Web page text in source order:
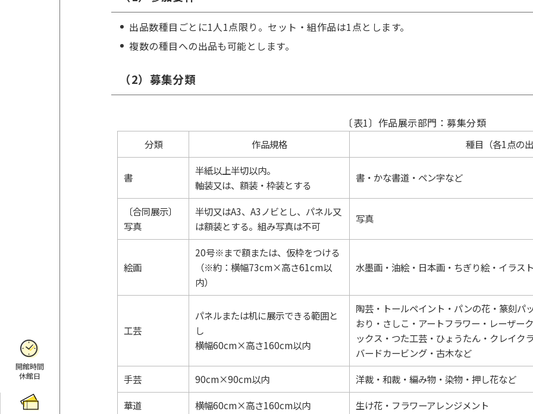
開館時間
休館日
出品数種目ごとに1人1点限り。セット・組作品は1点とします。
複数の種目への出品も可能とします。
（2）募集分類
〔表1〕作品展示部門：募集分類
分類 作品規格 種目（各1点の
書
半紙以上半切以内。
軸装又は、額装・枠装とする
書・かな書道・ペン字など
〔合同展示〕
写真
半切又はA3、A3ノビとし、パネル又
は額装とする。組み写真は不可
写真
絵画
20号※まで額または、仮枠をつける
（※約：横幅73cm×高さ61cm以
内）
水墨画・油絵・日本画・ちぎり絵・イラス
工芸
パネルまたは机に展示できる範囲と
し
横幅60cm×高さ160cm以内
陶芸・トールペイント・パンの花・篆刻パ
おり・さしこ・アートフラワー・レーザー
ックス・つた工芸・ひょうたん・クレイク
バードカービング・古木など
手芸
90cm×90cm以内
洋裁・和裁・編み物・染物・押し花など
華道
横幅60cm×高さ160cm以内
生け花・フラワーアレンジメント